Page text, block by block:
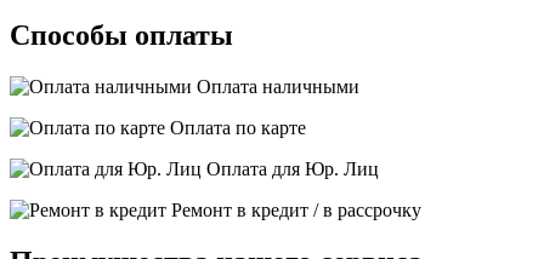
Способы оплаты
Оплата наличными
Оплата по карте
Оплата для Юр. Лиц
Ремонт в кредит / в рассрочку